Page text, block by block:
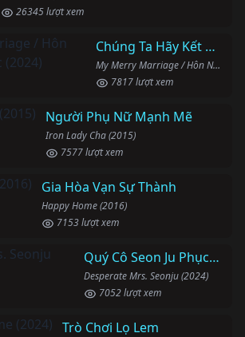
26345 lượt xem
Chúng Ta Hãy Kết Hôn Nhé
My Merry Marriage / Hôn Nhân Hạnh Phúc (2024)
7817 lượt xem
Người Phụ Nữ Mạnh Mẽ
Iron Lady Cha (2015)
7577 lượt xem
Gia Hòa Vạn Sự Thành
Happy Home (2016)
7153 lượt xem
Quý Cô Seon Ju Phục Thù
Desperate Mrs. Seonju (2024)
7052 lượt xem
Trò Chơi Lọ Lem